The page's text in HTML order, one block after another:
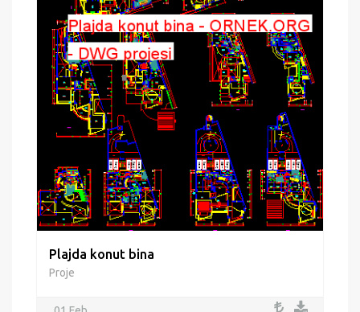
Plajda konut bina
Proje